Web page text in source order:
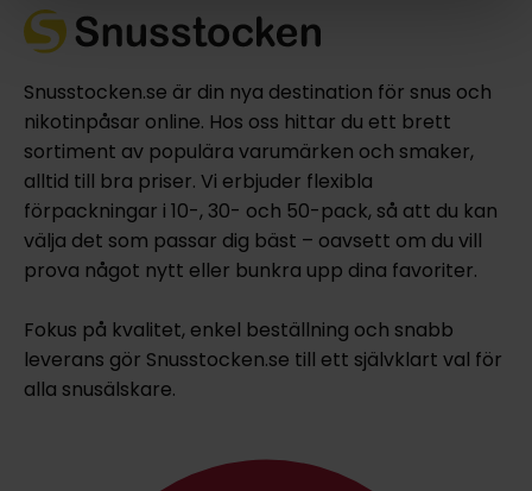
Snusstocken.se är din nya destination för snus och
nikotinpåsar online. Hos oss hittar du ett brett
sortiment av populära varumärken och smaker,
alltid till bra priser. Vi erbjuder flexibla
förpackningar i 10-, 30- och 50-pack, så att du kan
välja det som passar dig bäst – oavsett om du vill
prova något nytt eller bunkra upp dina favoriter.
Fokus på kvalitet, enkel beställning och snabb
leverans gör Snusstocken.se till ett självklart val för
alla snusälskare.